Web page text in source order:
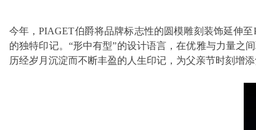
今年，PIAGET伯爵将品牌标志性的圆模雕刻装饰延伸
的独特印记。“形中有型”的设计语言，在优雅与力量之
历经岁月沉淀而不断丰盈的人生印记，为父亲节时刻增添